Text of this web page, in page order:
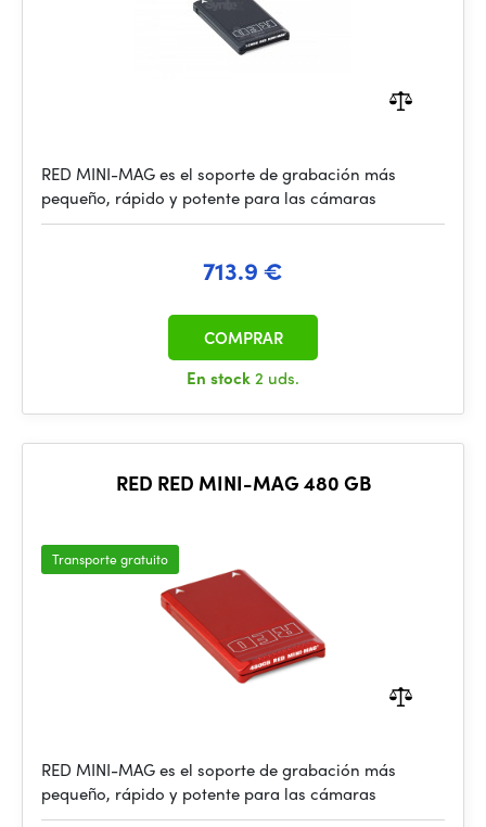
RED MINI-MAG es el soporte de grabación más
pequeño, rápido y potente para las cámaras
713.9 €
En stock2 uds.
COMPRAR
RED RED MINI-MAG 480 GB
Transporte gratuito
RED MINI-MAG es el soporte de grabación más
pequeño, rápido y potente para las cámaras